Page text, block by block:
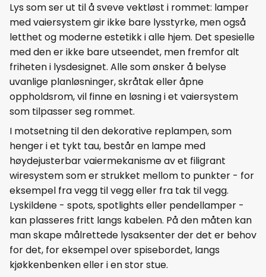
Lys som ser ut til å sveve vektløst i rommet: lamper
med vaiersystem gir ikke bare lysstyrke, men også
letthet og moderne estetikk i alle hjem. Det spesielle
med den er ikke bare utseendet, men fremfor alt
friheten i lysdesignet. Alle som ønsker å belyse
uvanlige planløsninger, skråtak eller åpne
oppholdsrom, vil finne en løsning i et vaiersystem
som tilpasser seg rommet.
I motsetning til den dekorative replampen, som
henger i et tykt tau, består en lampe med
høydejusterbar vaiermekanisme av et filigrant
wiresystem som er strukket mellom to punkter - for
eksempel fra vegg til vegg eller fra tak til vegg.
Lyskildene - spots, spotlights eller pendellamper -
kan plasseres fritt langs kabelen. På den måten kan
man skape målrettede lysaksenter der det er behov
for det, for eksempel over spisebordet, langs
kjøkkenbenken eller i en stor stue.